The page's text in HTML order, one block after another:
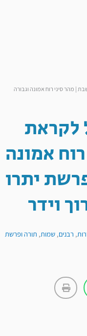
| מהר סיני רוח אמונה וגבורה
לקראת
אמונה
יתרו
וידר
, רבנים, שמות, תורה ופרשת